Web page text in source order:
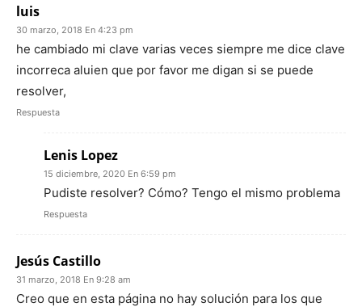
luis
30 marzo, 2018 En 4:23 pm
he cambiado mi clave varias veces siempre me dice clave
incorreca aluien que por favor me digan si se puede
resolver,
Respuesta
Lenis Lopez
15 diciembre, 2020 En 6:59 pm
Pudiste resolver? Cómo? Tengo el mismo problema
Respuesta
Jesús Castillo
31 marzo, 2018 En 9:28 am
Creo que en esta página no hay solución para los que